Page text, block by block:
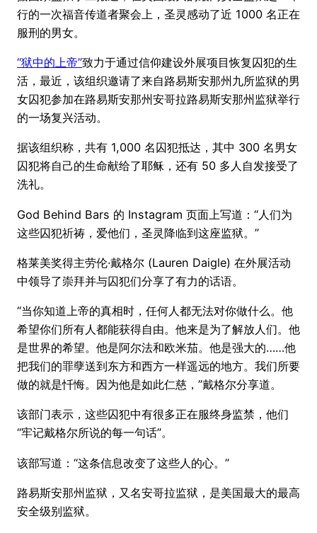
行的一次福音传道者聚会上，圣灵感动了近 1000 名正在
服刑的男女。
“狱中的上帝”致力于通过信仰建设外展项目恢复囚犯的生
活，最近，该组织邀请了来自路易斯安那州九所监狱的男
女囚犯参加在路易斯安那州安哥拉路易斯安那州监狱举行
的一场复兴活动。
据该组织称，共有 1,000 名囚犯抵达，其中 300 名男女
囚犯将自己的生命献给了耶稣，还有 50 多人自发接受了
洗礼。
God Behind Bars 的 Instagram 页面上写道：“人们为
这些囚犯祈祷，爱他们，圣灵降临到这座监狱。”
格莱美奖得主劳伦·戴格尔 (Lauren Daigle) 在外展活动
中领导了崇拜并与囚犯们分享了有力的话语。
“当你知道上帝的真相时，任何人都无法对你做什么。他
希望你们所有人都能获得自由。他来是为了解放人们。他
是世界的希望。他是阿尔法和欧米茄。他是强大的……他
把我们的罪孽送到东方和西方一样遥远的地方。我们所要
做的就是忏悔。因为他是如此仁慈，”戴格尔分享道。
该部门表示，这些囚犯中有很多正在服终身监禁，他们
“牢记戴格尔所说的每一句话”。
该部写道：“这条信息改变了这些人的心。”
路易斯安那州监狱，又名安哥拉监狱，是美国最大的最高
安全级别监狱。